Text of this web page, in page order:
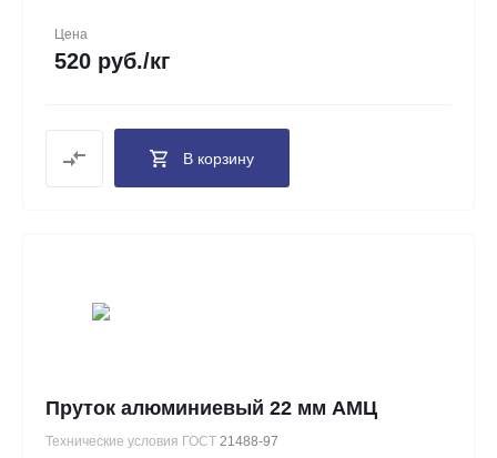
Цена
520 руб./кг
В корзину
Пруток алюминиевый 22 мм АМЦ
Технические условия ГОСТ 21488-97